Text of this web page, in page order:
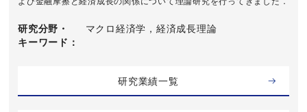
研究分野・
キーワード
マクロ経済学，経済成長理論
研究業績一覧